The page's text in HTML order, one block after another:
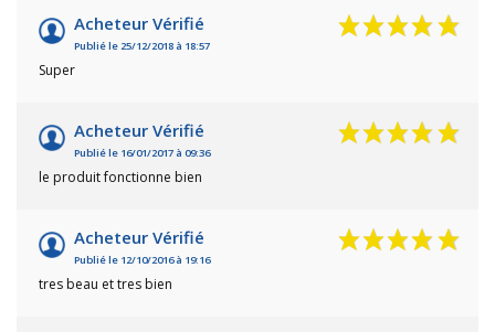
Acheteur Vérifié
Publié le 25/12/2018 à 18:57
Super
Acheteur Vérifié
Publié le 16/01/2017 à 09:36
le produit fonctionne bien
Acheteur Vérifié
Publié le 12/10/2016 à 19:16
tres beau et tres bien